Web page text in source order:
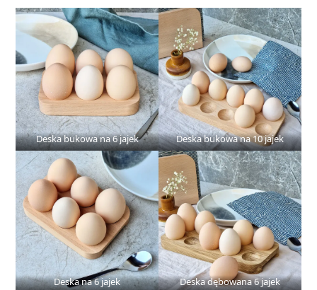
Deska bukowa na 6 jajek Deska bukowa na 10 jajek
Deska na 6 jajek Deska dębowana 6 jajek